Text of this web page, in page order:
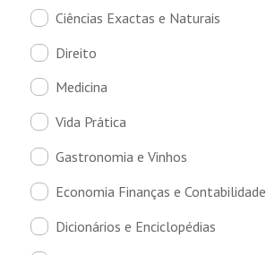
Ciências Exactas e Naturais
Direito
Medicina
Vida Prática
Gastronomia e Vinhos
Economia Finanças e Contabilidade
Dicionários e Enciclopédias